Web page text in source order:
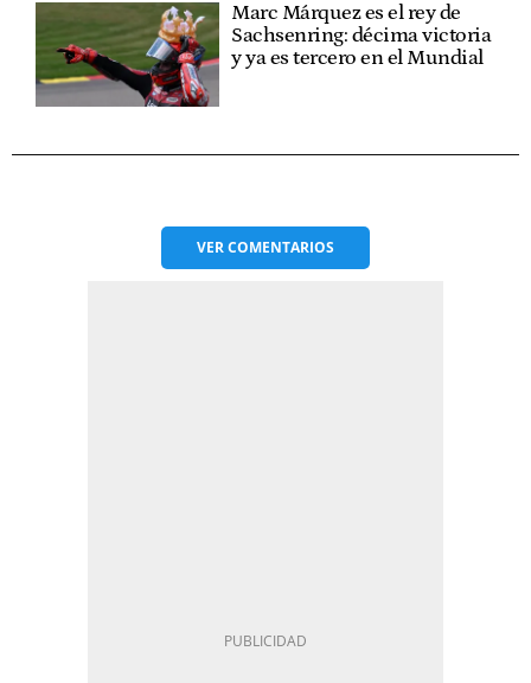
Marc Márquez es el rey de
Sachsenring: décima victoria
y ya es tercero en el Mundial
VERCOMENTARIOS